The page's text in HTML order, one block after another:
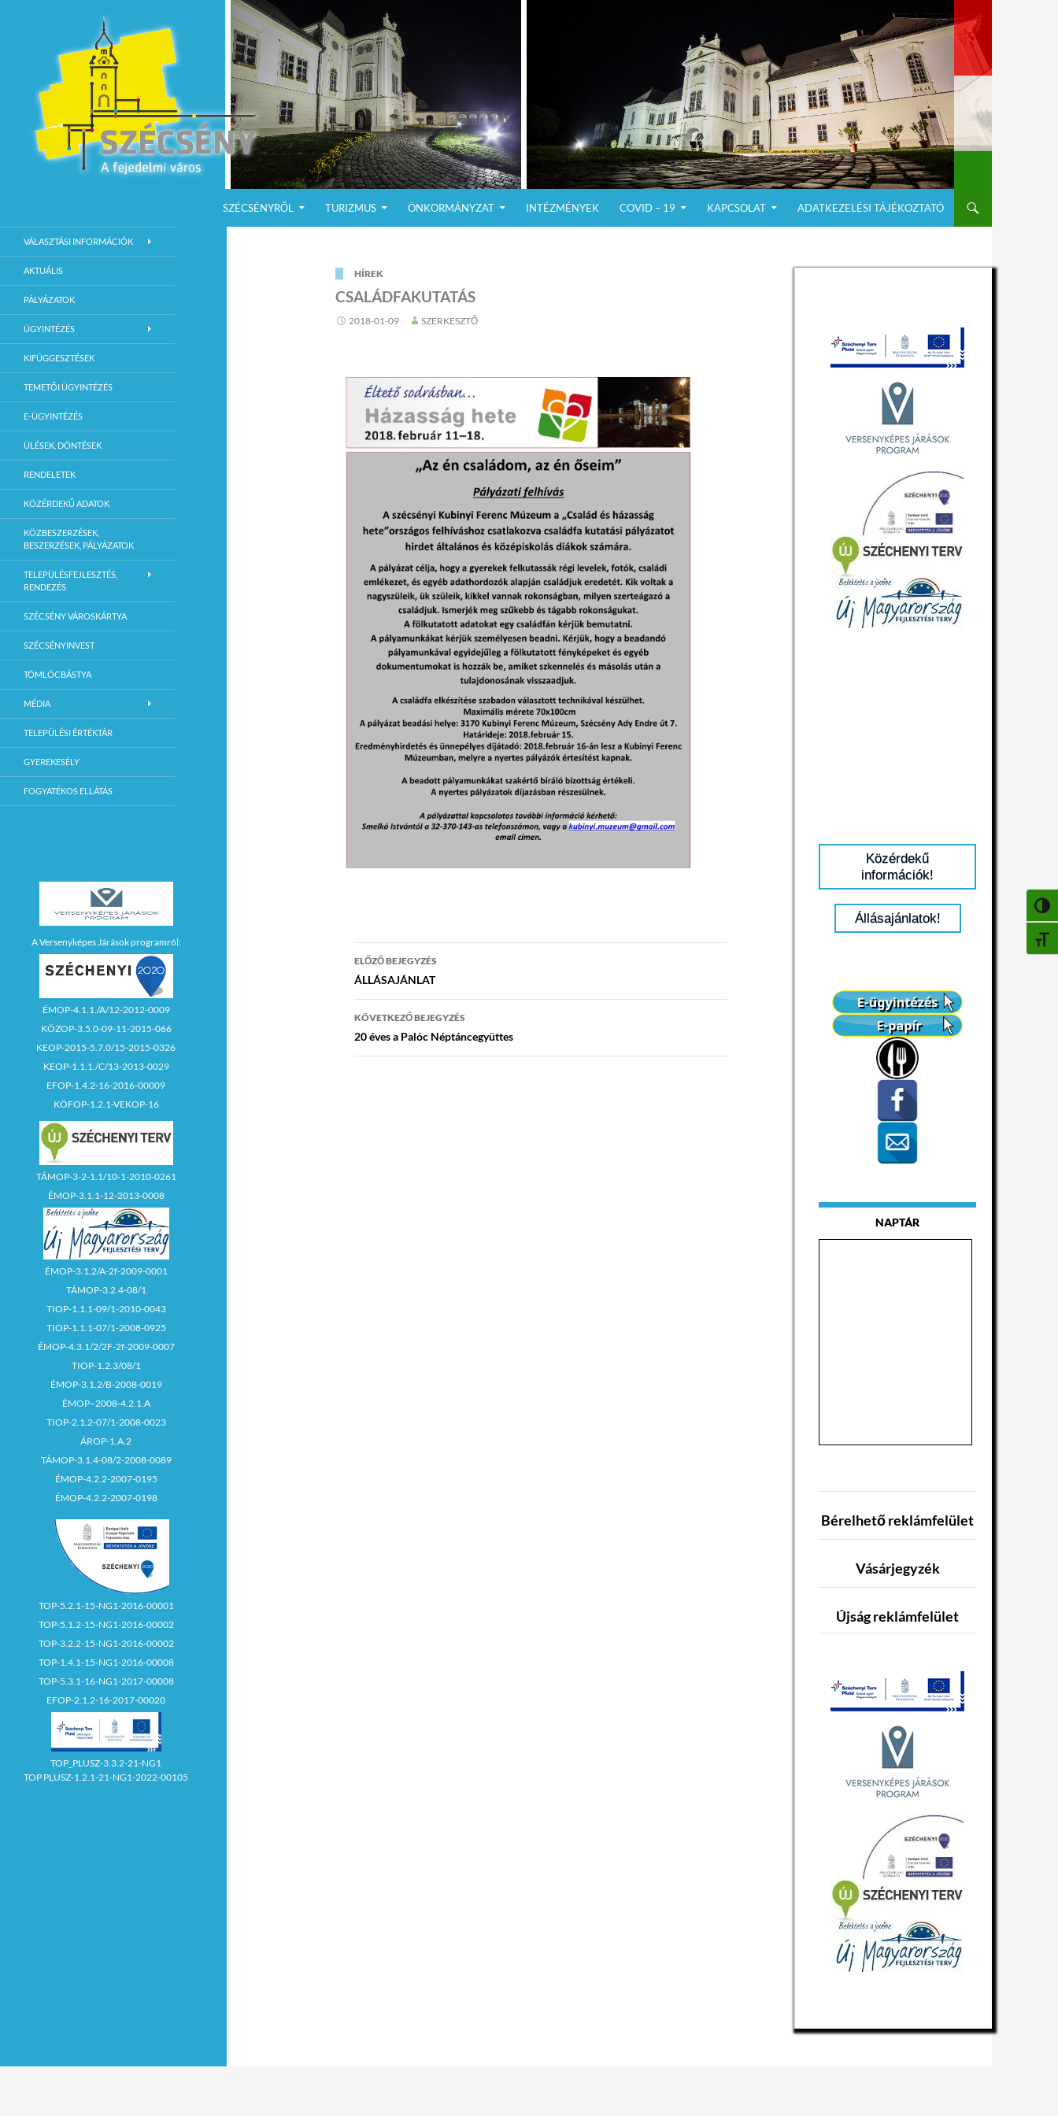
SZÉCSÉNYRŐL
TURIZMUS ÖNKORMÁNYZAT INTÉZMÉNYEK COVID – 19 KAPCSOLAT ADATKEZELÉSI TÁJÉKOZTATÓ
HÍREK
CSALÁDFAKUTATÁS
2018-01-09 SZERKESZTŐ
Bejegyzés
navigáció
ELŐZŐ BEJEGYZÉS
ÁLLÁSAJÁNLAT
KÖVETKEZŐ BEJEGYZÉS
20 éves a Palóc Néptáncegyüttes
Közérdekű
információk!
Állásajánlatok!
NAPTÁR
Bérelhető reklámfelület
Vásárjegyzék
Újság reklámfelület
Szécsény Város Hivatalos Weboldala
VÁLASZTÁSI INFORMÁCIÓK
AKTUÁLIS
PÁLYÁZATOK
ÜGYINTÉZÉS
KIFÜGGESZTÉSEK
TEMETŐI ÜGYINTÉZÉS
E-ÜGYINTÉZÉS
ÜLÉSEK, DÖNTÉSEK
RENDELETEK
KÖZÉRDEKŰ ADATOK
KÖZBESZERZÉSEK,
BESZERZÉSEK, PÁLYÁZATOK
TELEPÜLÉSFEJLESZTÉS,
RENDEZÉS
SZÉCSÉNY VÁROSKÁRTYA
SZÉCSÉNYINVEST
TÖMLÖCBÁSTYA
MÉDIA
TELEPÜLÉSI ÉRTÉKTÁR
GYEREKESÉLY
FOGYATÉKOS ELLÁTÁS
A Versenyképes Járások programról:
ÉMOP-4.1.1./A/12-2012-0009
KÖZOP-3.5.0-09-11-2015-066
KEOP-2015-5.7.0/15-2015-0326
KEOP-1.1.1./C/13-2013-0029
EFOP-1.4.2-16-2016-00009
KÖFOP-1.2.1-VEKOP-16
TÁMOP-3-2-1.1/10-1-2010-0261
ÉMOP-3.1.1-12-2013-0008
ÉMOP-3.1.2/A-2f-2009-0001
TÁMOP-3.2.4-08/1
TIOP-1.1.1-09/1-2010-0043
TIOP-1.1.1-07/1-2008-0925
ÉMOP-4.3.1/2/2F-2f-2009-0007
TIOP-1.2.3/08/1
ÉMOP-3.1.2/B-2008-0019
ÉMOP–2008-4.2.1.A
TIOP-2.1.2-07/1-2008-0023
ÁROP-1.A.2
TÁMOP-3.1.4-08/2-2008-0089
ÉMOP-4.2.2-2007-0195
ÉMOP-4.2.2-2007-0198
TOP-5.2.1-15-NG1-2016-00001
TOP-5.1.2-15-NG1-2016-00002
TOP-3.2.2-15-NG1-2016-00002
TOP-1.4.1-15-NG1-2016-00008
TOP-5.3.1-16-NG1-2017-00008
EFOP-2.1.2-16-2017-00020
TOP_PLUSZ-3.3.2-21-NG1
TOP PLUSZ-1.2.1-21-NG1-2022-00105